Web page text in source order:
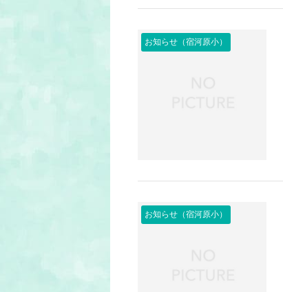
お知らせ（宿河原小）
お知らせ（宿河原小）